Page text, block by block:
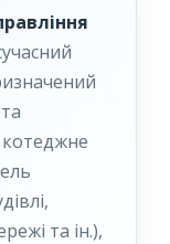
котеджне
та ін.),